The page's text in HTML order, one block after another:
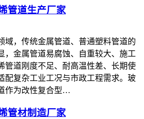
管道生产厂家
域，传统金属管道、普通塑料管道的
，金属管道易腐蚀、自重较大、施工
管道刚度不足、耐高温性差、长期使
配复杂工业工况与市政工程需求。玻
作为改性复合型…
管材制造厂家